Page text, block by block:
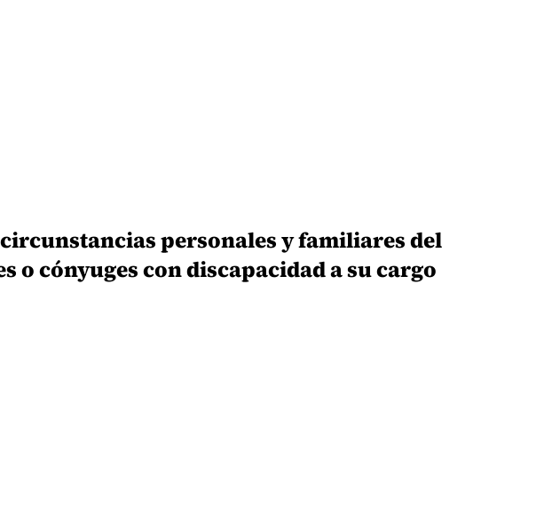
personales y familiares del
o cónyuges con discapacidad a su cargo